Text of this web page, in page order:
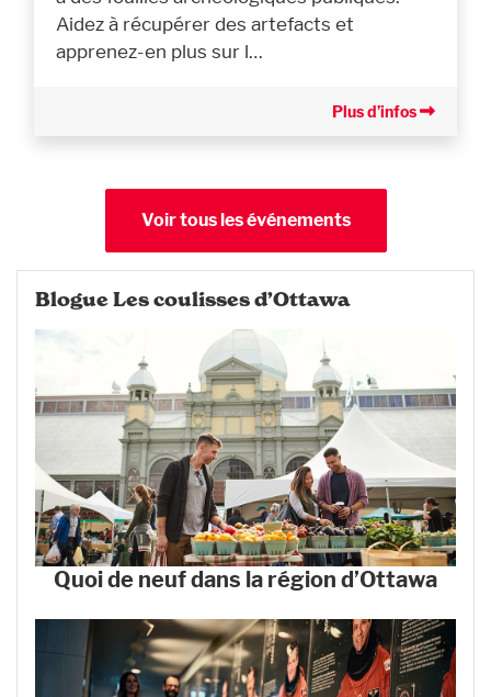
Aidez à récupérer des artefacts et
apprenez-en plus sur l…
Plus d’infos
Voir tous les événements
Blogue Les coulisses d’Ottawa
Quoi de neuf dans la région d’Ottawa